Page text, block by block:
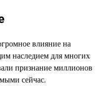
влияние на
наследием для многих
признание миллионов
сейчас.